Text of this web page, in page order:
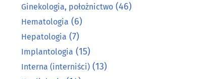
Ginekologia, położnictwo (46)
Hematologia (6)
Hepatologia (7)
Implantologia (15)
Interna (interniści) (13)